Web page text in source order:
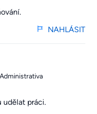
NAHLÁSIT
Administrativa
udělat práci.